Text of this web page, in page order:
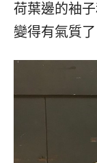
荷葉邊的袖
變得有氣質了